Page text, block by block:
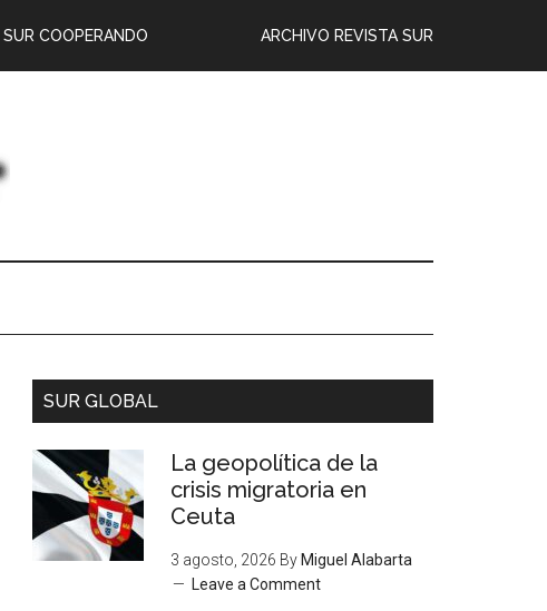
ARCHIVO REVISTA SUR
SUR COOPERANDO
SUR GLOBAL
La geopolítica de la
crisis migratoria en
Ceuta
3 agosto, 2026 By Miguel Alabarta
Leave a Comment